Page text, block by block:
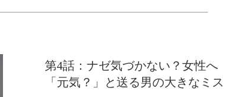
第4話：ナゼ気づかない？女性へ
「元気？」と送る男の大きなミス